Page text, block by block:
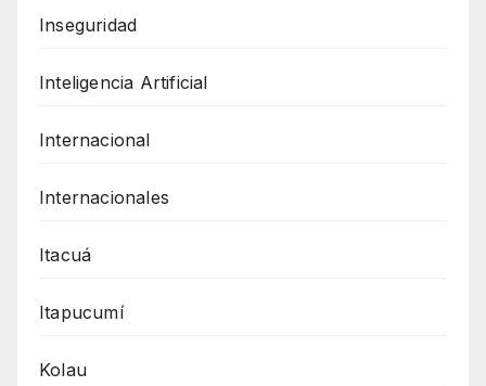
Inseguridad
Inteligencia Artificial
Internacional
Internacionales
Itacuá
Itapucumí
Kolau